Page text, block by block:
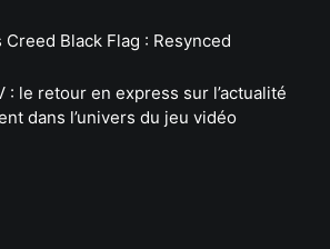
Creed Black Flag : Resynced
: le retour en express sur l’actualité
dans l’univers du jeu vidéo